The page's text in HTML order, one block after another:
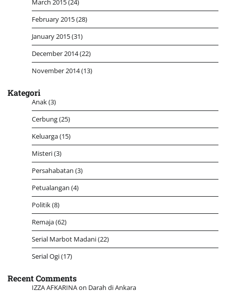
March 2015(24)
February 2015(28)
January 2015(31)
December 2014(22)
November 2014(13)
Kategori
Anak(3)
Cerbung(25)
Keluarga(15)
Misteri(3)
Persahabatan (3)
Petualangan (4)
Politik(8)
Remaja(62)
Serial Marbot Madani(22)
Serial Ogi(17)
Recent Comments
IZZA AFKARINAon Darah di Ankara